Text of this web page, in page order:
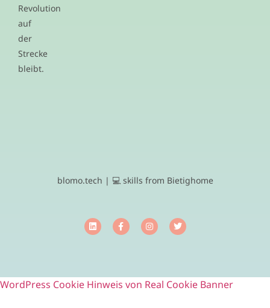
Revolution
auf
der
Strecke
bleibt.
blomo.tech | 💻 skills from Bietighome
WordPress Cookie Hinweis von Real Cookie Banner